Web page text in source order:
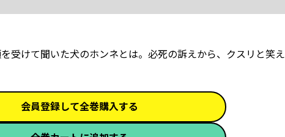
けて聞いた犬のホンネとは――。必死の訴えから、クスリと笑え
会員登録して全巻購入する